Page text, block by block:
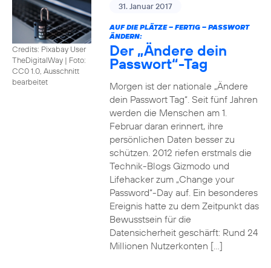
Credits: Pixabay User
TheDigitalWay | Foto:
CC0 1.0, Ausschnitt
bearbeitet
31. Januar 2017
AUF DIE PLÄTZE – FERTIG – PASSWORT
ÄNDERN:
Der „Ändere dein
Passwort“-Tag
Morgen ist der nationale „Ändere
dein Passwort Tag“. Seit fünf Jahren
werden die Menschen am 1.
Februar daran erinnert, ihre
persönlichen Daten besser zu
schützen. 2012 riefen erstmals die
Technik-Blogs Gizmodo und
Lifehacker zum „Change your
Password“-Day auf. Ein besonderes
Ereignis hatte zu dem Zeitpunkt das
Bewusstsein für die
Datensicherheit geschärft: Rund 24
Millionen Nutzerkonten […]